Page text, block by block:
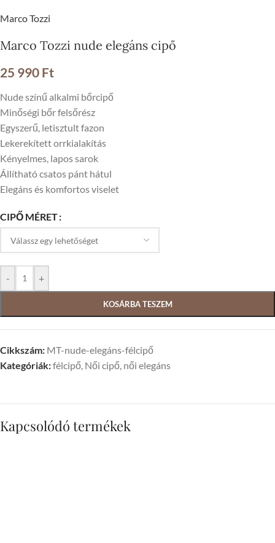
Marco Tozzi
Marco Tozzi nude elegáns cipő
25 990 Ft
Nude színű alkalmi bőrcipő
Minőségi bőr felsőrész
Egyszerű, letisztult fazon
Lekerekített orrkialakítás
Kényelmes, lapos sarok
Állítható csatos pánt hátul
Elegáns és komfortos viselet
CIPŐ MÉRET
- +
KOSÁRBA TESZEM
Cikkszám: MT-nude-elegáns-félcipő
Kategóriák:félcipő Női cipő női elegáns
Kapcsolódó termékek